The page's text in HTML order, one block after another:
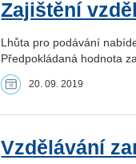
Zajištění
Lhůta pro podávání
Předpokládaná hodnota
20. 09. 2019
Vzdělávání